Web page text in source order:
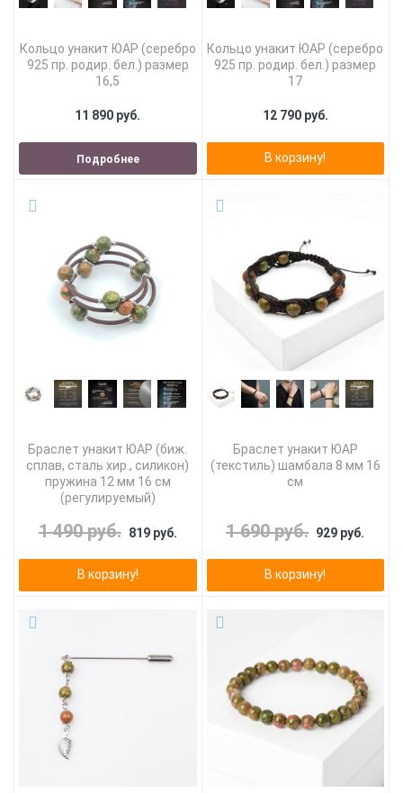
Кольцо унакит ЮАР (серебро
925 пр. родир. бел.) размер
16,5
11 890 руб.
Подробнее
Кольцо унакит ЮАР (серебро
925 пр. родир. бел.) размер
17
12 790 руб.
В корзину!
Браслет унакит ЮАР (биж.
сплав, сталь хир., силикон)
пружина 12 мм 16 см
(регулируемый)
1 490 руб. 819 руб.
В корзину!
Браслет унакит ЮАР
(текстиль) шамбала 8 мм 16
см
1 690 руб. 929 руб.
В корзину!